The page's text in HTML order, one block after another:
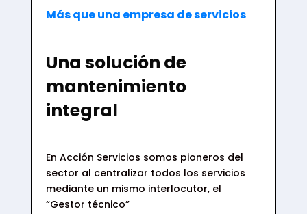
Más que una empresa de servicios
Una solución de
mantenimiento
integral
En Acción Servicios somos pioneros del
sector al centralizar todos los servicios
mediante un mismo interlocutor, el
“Gestor técnico”